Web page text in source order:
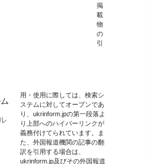
掲
載
物
の
引
用・使用に際しては、検索シ
ステムに対してオープンであ
り、ukrinform.jpの第一段落よ
り上部へのハイパーリンクが
義務付けてられています。ま
た、外国報道機関の記事の翻
訳を引用する場合は、
ukrinform.jp及びその外国報道